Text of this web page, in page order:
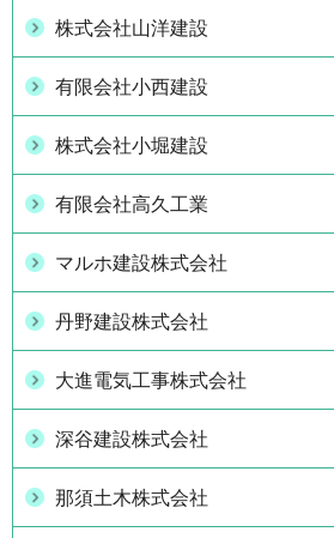
株式会社山洋建設
有限会社小西建設
株式会社小堀建設
有限会社高久工業
マルホ建設株式会社
丹野建設株式会社
大進電気工事株式会社
深谷建設株式会社
那須土木株式会社